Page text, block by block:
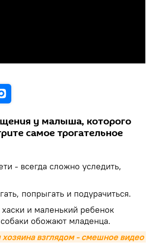
у малыша, которого
самое трогательное
- всегда сложно уследить,
попрыгать и подурачиться.
и маленький ребенок
обожают младенца.
взглядом - смешное видео